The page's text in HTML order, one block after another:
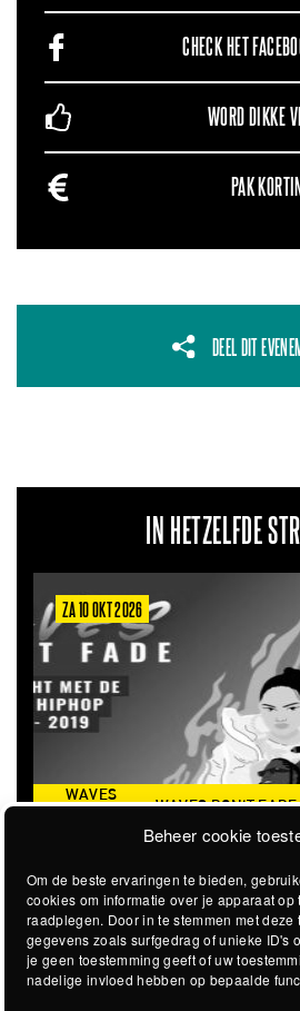
Beheer cookie
Om de beste ervaringen te bieden,
cookies om informatie over je apparaat op
raadplegen. Door in te stemmen met
gegevens zoals surfgedrag of unieke ID's
je geen toestemming geeft of uw
nadelige invloed hebben op bepaalde
CHECK HET
WORD DIKKE
PAK
DEEL DIT
IN HETZELFDE
DON'T FADE NEEMT JE TERUG
ICONISCHE ZOMER VAN 2016